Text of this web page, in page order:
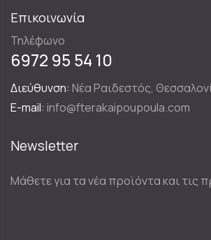
Επικοινωνία
Τηλέφωνο
6972 95 54 10
Διεύθυνση: Νέα Ραιδεστός,
E-mail: info@fterakaipoupoula.com
Newsletter
Μάθετε για τα νέα προϊόντα και τις